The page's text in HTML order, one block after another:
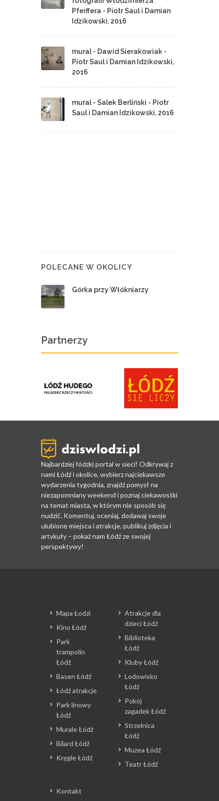
Pfeiffera - Piotr Saul i Damian
Idzikowski, 2016
mural - Dawid Sierakowiak -
Piotr Saul i Damian Idzikowski,
2016
mural - Salek Berliński - Piotr
Saul i Damian Idzikowski, 2016
POLECANE W OKOLICY
Górka przy Włókniarzy
Partnerzy
Najbardziej łódzki portal w sieci! Odkrywaj z
nami Łódź i okolice, wybierz najciekawsze
wydarzenia tygodnia, znajdź pomysł na
niezapomniany weekend i poznaj ciekawostki
na temat miasta, w którym nie sposób się
nudzić. Komentuj, oceniaj, dodawaj swoje
ulubione miejsca i atrakcje, publikuj zdjęcia i
artykuły – pokaż nam Łódź ze swojej
perspektywy!
Mapa Łodzi
Kino Łódź
Park
trampolin
Łódź
Basen Łódź
Łódź atrakcje
Park linowy
Łódź
Murale Łódź
Bilard Łódź
Kręgle Łódź
Atrakcje dla
dzieci Łódź
Biblioteka
Łódź
Kluby Łódź
Lodowisko
Łódź
Pokój
zagadek Łódź
Strzelnica
Łódź
Muzea Łódź
Teatr Łódź
Kontakt